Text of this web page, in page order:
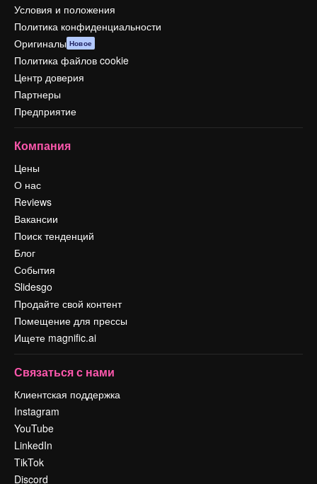
Условия и положения
Политика конфиденциальности
Оригиналы Новое
Политика файлов cookie
Центр доверия
Партнеры
Предприятие
Компания
Цены
О нас
Reviews
Вакансии
Поиск тенденций
Блог
События
Slidesgo
Продайте свой контент
Помещение для прессы
Ищете magnific.ai
Связаться с нами
Клиентская поддержка
Instagram
YouTube
LinkedIn
TikTok
Discord